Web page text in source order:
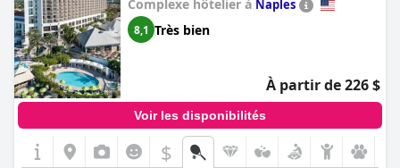
Complexe hôtelier à Naples
8,1 Très bien
À partir de 226 $
Voir les disponibilités
$